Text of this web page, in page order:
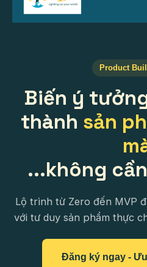
Product
Biến ý
thành sản
...không
Lộ trình từ Zero đến MVP
với tư duy sản phẩm thực
Đăng ký ngay -